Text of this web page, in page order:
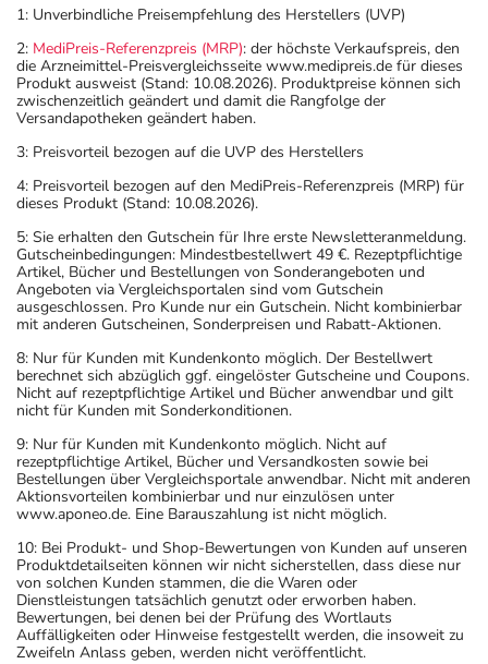
1: Unverbindliche Preisempfehlung des Herstellers (UVP)
2: MediPreis-Referenzpreis (MRP): der höchste Verkaufspreis, den
die Arzneimittel-Preisvergleichsseite www.medipreis.de für dieses
Produkt ausweist (Stand: 10.08.2026). Produktpreise können sich
zwischenzeitlich geändert und damit die Rangfolge der
Versandapotheken geändert haben.
3: Preisvorteil bezogen auf die UVP des Herstellers
4: Preisvorteil bezogen auf den MediPreis-Referenzpreis (MRP) für
dieses Produkt (Stand: 10.08.2026).
5: Sie erhalten den Gutschein für Ihre erste Newsletteranmeldung.
Gutscheinbedingungen: Mindestbestellwert 49 €. Rezeptpflichtige
Artikel, Bücher und Bestellungen von Sonderangeboten und
Angeboten via Vergleichsportalen sind vom Gutschein
ausgeschlossen. Pro Kunde nur ein Gutschein. Nicht kombinierbar
mit anderen Gutscheinen, Sonderpreisen und Rabatt-Aktionen.
8: Nur für Kunden mit Kundenkonto möglich. Der Bestellwert
berechnet sich abzüglich ggf. eingelöster Gutscheine und Coupons.
Nicht auf rezeptpflichtige Artikel und Bücher anwendbar und gilt
nicht für Kunden mit Sonderkonditionen.
9: Nur für Kunden mit Kundenkonto möglich. Nicht auf
rezeptpflichtige Artikel, Bücher und Versandkosten sowie bei
Bestellungen über Vergleichsportale anwendbar. Nicht mit anderen
Aktionsvorteilen kombinierbar und nur einzulösen unter
www.aponeo.de. Eine Barauszahlung ist nicht möglich.
10: Bei Produkt- und Shop-Bewertungen von Kunden auf unseren
Produktdetailseiten können wir nicht sicherstellen, dass diese nur
von solchen Kunden stammen, die die Waren oder
Dienstleistungen tatsächlich genutzt oder erworben haben.
Bewertungen, bei denen bei der Prüfung des Wortlauts
Auffälligkeiten oder Hinweise festgestellt werden, die insoweit zu
Zweifeln Anlass geben, werden nicht veröffentlicht.